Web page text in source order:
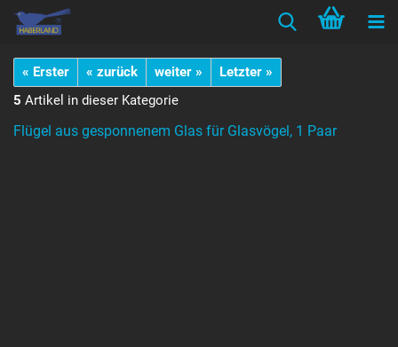
« Erster « zurück weiter »
Letzter »
5 Artikel in dieser Kategorie
Flügel aus gesponnenem Glas für Glasvögel, 1 Paar